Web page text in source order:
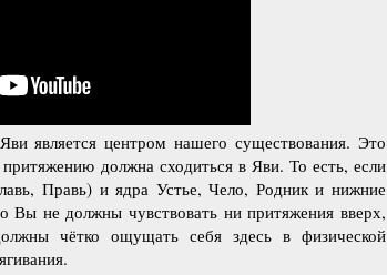
является центром нашего существования. Это
притяжению должна сходиться в Яви. То есть, если
Правь) и ядра Устье, Чело, Родник и нижние
Вы не должны чувствовать ни притяжения вверх,
чётко ощущать себя здесь в физической